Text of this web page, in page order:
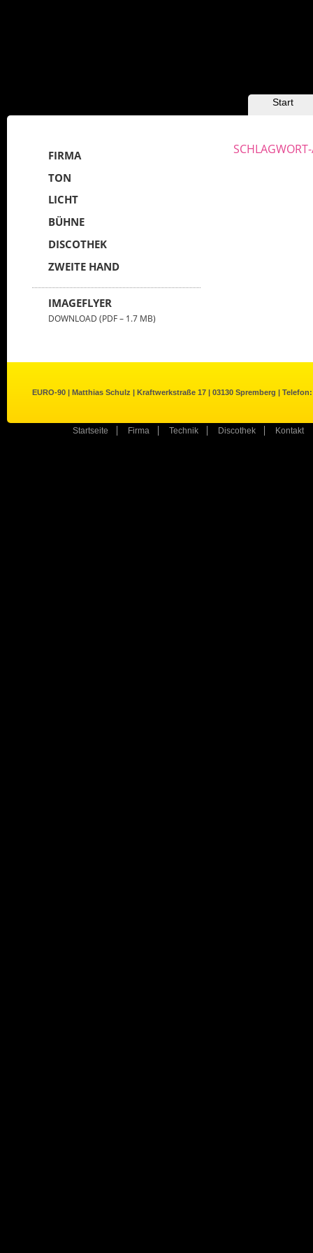
Inhalt wechseln
Start
FIRMA
TON
LICHT
BÜHNE
DISCOTHEK
ZWEITE HAND
IMAGEFLYER
DOWNLOAD (PDF – 1.7 MB)
EURO-90 | Matthias Schulz | Kraftwerkstraße 17 | 03130 Spremberg | Telefon:
Startseite Firma Technik Discothek Kontakt